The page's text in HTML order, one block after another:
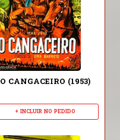
O CANGACEIRO (1953)
+ INCLUIR NO PEDIDO